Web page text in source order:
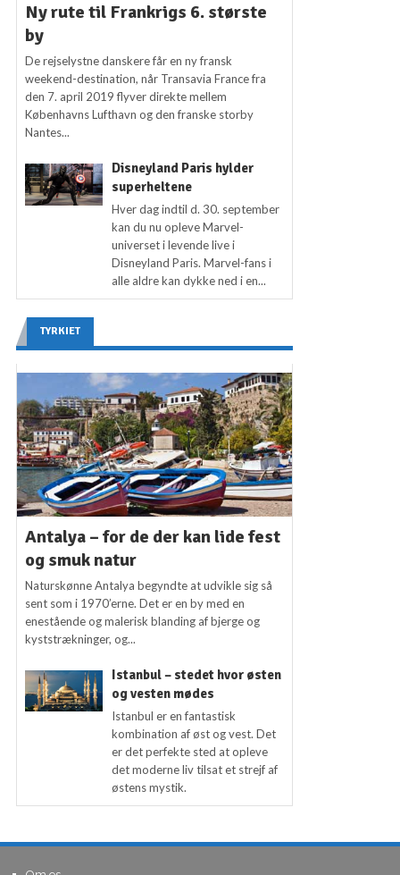
Ny rute til Frankrigs 6. største
by
De rejselystne danskere får en ny fransk
weekend-destination, når Transavia France fra
den 7. april 2019 flyver direkte mellem
Københavns Lufthavn og den franske storby
Nantes...
Disneyland Paris hylder
superheltene
Hver dag indtil d. 30. september
kan du nu opleve Marvel-
universet i levende live i
Disneyland Paris. Marvel-fans i
alle aldre kan dykke ned i en...
TYRKIET
Antalya – for de der kan lide fest
og smuk natur
Naturskønne Antalya begyndte at udvikle sig så
sent som i 1970’erne. Det er en by med en
enestående og malerisk blanding af bjerge og
kyststrækninger, og...
Istanbul – stedet hvor østen
og vesten mødes
Istanbul er en fantastisk
kombination af øst og vest. Det
er det perfekte sted at opleve
det moderne liv tilsat et strejf af
østens mystik.